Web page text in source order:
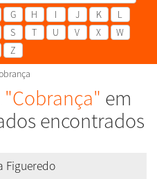
G H I J K
L
S T U V X
W
Z
"Cobrança" em
encontrados
Figueredo